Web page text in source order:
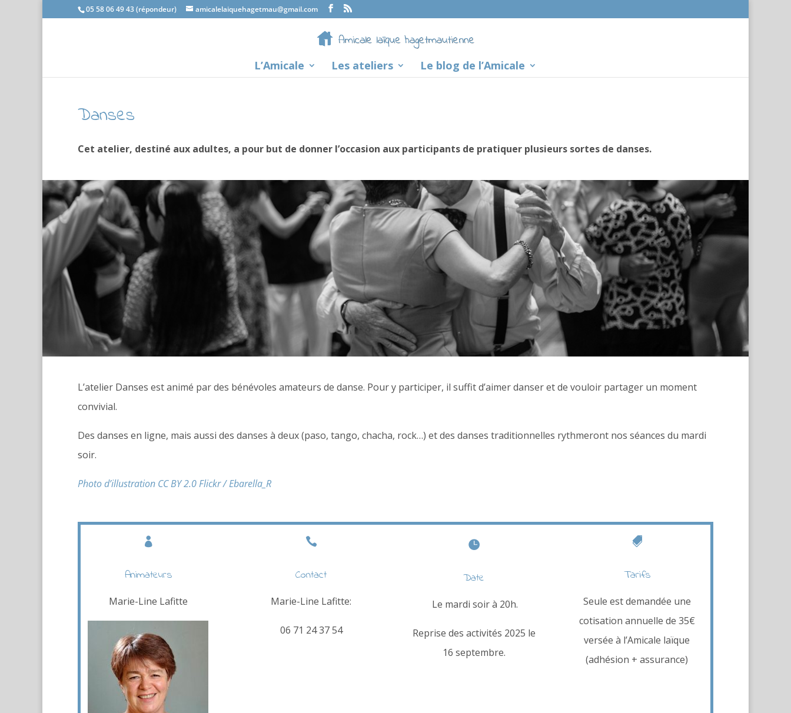
05 58 06 49 43 (répondeur) amicalelaiquehagetmau@gmail.com
L’Amicale Les ateliers Le blog de l’Amicale
Danses
Cet atelier, destiné aux adultes, a pour but de donner l’occasion aux participants de pratiquer plusieurs sortes de danses.
L’atelier Danses est animé par des bénévoles amateurs de danse. Pour y participer, il suffit d’aimer danser et de vouloir partager un moment
convivial.
Des danses en ligne, mais aussi des danses à deux (paso, tango, chacha, rock…) et des danses traditionnelles rythmeront nos séances du mardi
soir.
Photo d’illustration CC BY 2.0 Flickr / Ebarella_R

Animateurs
Marie-Line Lafitte

Contact
Marie-Line Lafitte:
06 71 24 37 54

Date
Le mardi soir à 20h.
Reprise des activités 2025 le
16 septembre.

Tarifs
Seule est demandée une
cotisation annuelle de 35€
versée à l’Amicale laïque
(adhésion + assurance)